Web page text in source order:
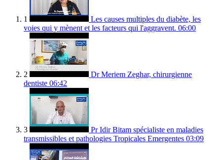
1
Les causes multiples du diabète, les
voies qui y mènent et les facteurs qui l'aggravent. 06:00
2
Dr Meriem Zeghar, chirurgienne
dentiste 06:42
3
Pr Idir Bitam spécialiste en maladies
transmissibles et pathologies Tropicales Emergentes 03:09